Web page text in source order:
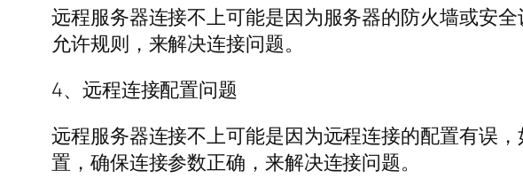
远程服务器连接不上可能是因为服务器的防火墙或安
允许规则，来解决连接问题。
4、远程连接配置问题
远程服务器连接不上可能是因为远程连接的配置有误
置，确保连接参数正确，来解决连接问题。